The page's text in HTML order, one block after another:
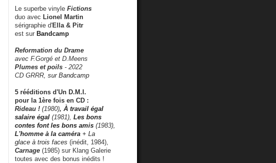
Le superbe vinyle Fictions
duo avec Lionel Martin
sérigraphie d'Ella & Pitr
est sur Bandcamp
Reformation du Drame
avec F.Gorgé et D.Meens
Plumes et poils - 2022
CD GRRR, sur Bandcamp
5 rééditions d'Un D.M.I.
pour la 1ère fois en CD :
Rideau ! (1980), À travail égal
salaire égal (1981), Les bons
contes font les bons amis (1983),
L'homme à la caméra + La
glace à trois faces (inédit, 1984),
Carnage (1985) sur Klang Galerie
toutes avec des bonus inédits !